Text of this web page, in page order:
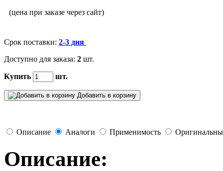
(цена при заказе через сайт)
Срок поставки: 2-3 дня
Доступно для заказа: 2 шт.
Купить шт.
Добавить в корзину
Описание Аналоги Применимость
Описание: